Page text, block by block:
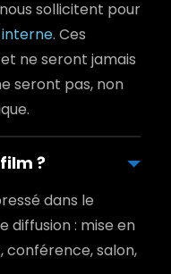
sollicitent pour
. Ces
ne seront jamais
seront pas, non
?
dans le
diffusion : mise en
conférence, salon,